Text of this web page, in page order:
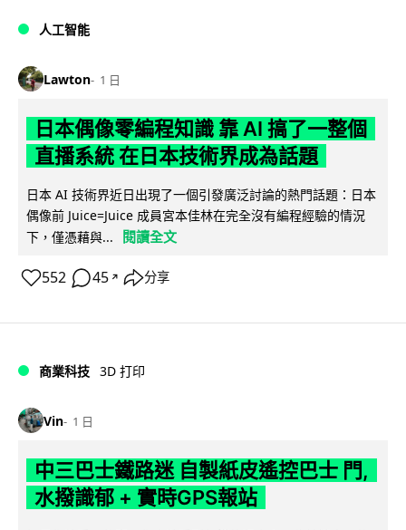
人工智能
Lawton 1 日
日本偶像零編程知識 靠 AI 搞了一整個
直播系統 在日本技術界成為話題
日本 AI 技術界近日出現了一個引發廣泛討論的熱門話題：日本
偶像前 Juice=Juice 成員宮本佳林在完全沒有編程經驗的情況
下，僅憑藉與...
閱讀全文
552 45 ↗ 分享
商業科技 3D 打印
Vin 1 日
中三巴士鐵路迷 自製紙皮遙控巴士 門,
水撥識郁 + 實時GPS報站